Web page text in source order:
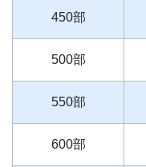
450部
500部
550部
600部